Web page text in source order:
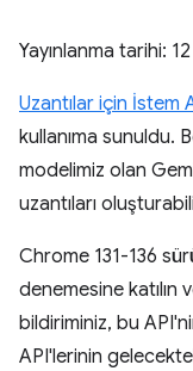
Yayınlanma tarihi:
Uzantılar için İstem
kullanıma sunuldu.
modelimiz olan
uzantıları
Chrome 131-136
denemesine katılın
bildiriminiz, bu
API'lerinin